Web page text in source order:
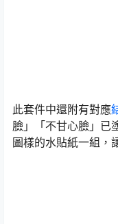
此套件中還附有對應
臉」「不甘心臉」已
圖樣的水貼紙一組，